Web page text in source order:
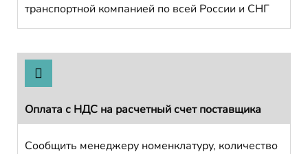
транспортной компанией по всей России и СНГ
Оплата с НДС на расчетный счет поставщика
Сообщить менеджеру номенклатуру, количество